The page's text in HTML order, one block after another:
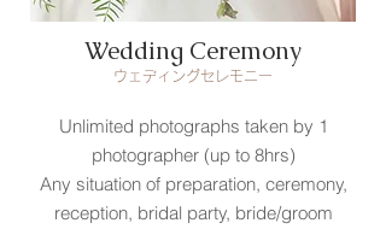
Wedding Ceremony
ウェディングセレモニー
Unlimited photographs taken by 1
photographer (up to 8hrs)
Any situation of preparation, ceremony,
reception, bridal party, bride/groom